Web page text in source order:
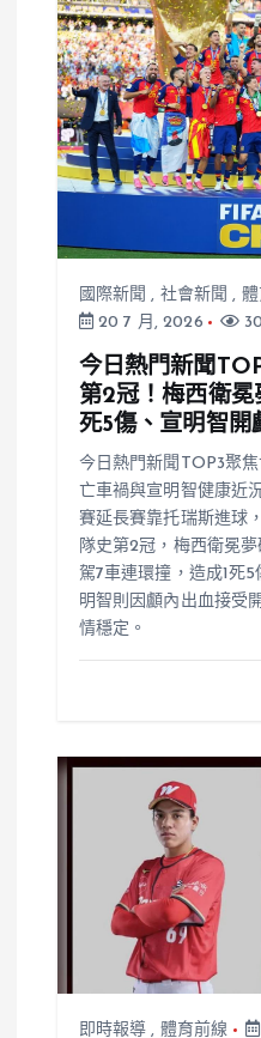
運頒獎台
國際新聞 , 社會新聞 ,
20 7 月, 2026
今日熱門新聞
第2冠！梅西衛
死5傷、宣明智開
今日熱門新聞TOP3聚
亡車禍與宣明智健康近
賽延長賽靠托瑞斯進球
隊史第2冠，梅西衛冕
駕7車連環撞，造成1死
明智則因顱內出血接受
情穩定。
即時報導 , 體育前線